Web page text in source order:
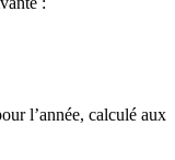
l’année, calculé aux